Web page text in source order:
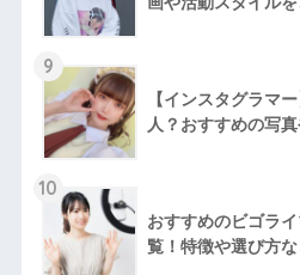
9
【インスタグラマ
人？おすすめの写
10
おすすめのビゴラ
覧！特徴や選び方